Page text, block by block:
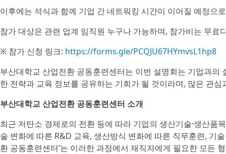
이후에는 석식과 함께 기업 간 네트워킹 시간이 이어질 예정으
참가 대상은 관련 업계 임직원 누구나 가능하며, 참가비는 무
※ 참가 신청 링크: https://forms.gle/PCQJU67HYmvsL1hp8
부산대학교 산업전환 공동훈련센터는 이번 설명회는 기업과
한 전략과 교육 정보를 공유하는 기회가 될 것이라며, 많은 관
부산대학교 산업전환 공동훈련센터 소개
최근 저탄소 경제로의 전환 등에 따라 기업의 생산기술·생산품
술 변화에 따른 R&D 교육, 생산방식 변화에 따른 직무훈련, 기
환 공동훈련센터’는 이러한 과정에서 재직자에게 필요한 모든